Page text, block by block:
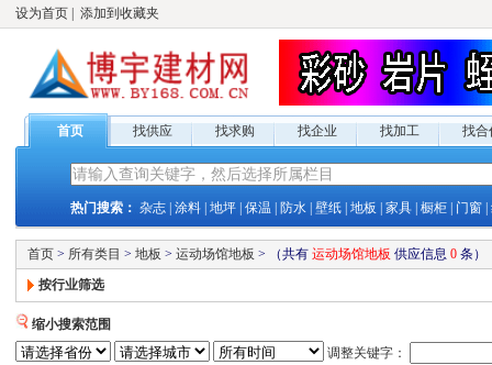
设为首页 添加到收藏夹
首页 找供应 找求购 找企业 找加工 找合
热门搜索： 杂志 涂料 地坪 保温 防水 壁纸 地板 家具 橱柜 门窗
首页 > 所有类目 > 地板 > 运动场馆地板 > （共有 运动场馆地板 供应信息 0 条）
按行业筛选
缩小搜索范围
调整关键字：